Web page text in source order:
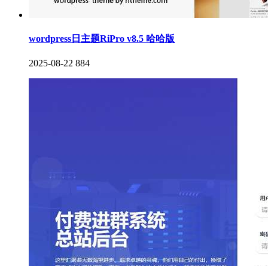
wordpress日主题RiPro v8.5 哈哈版
2025-08-22 884